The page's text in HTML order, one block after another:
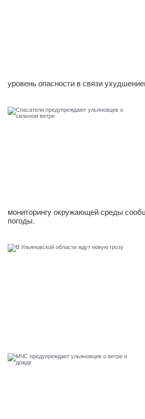
уровень опасности в связи
мониторингу окружающей среды
погоды.